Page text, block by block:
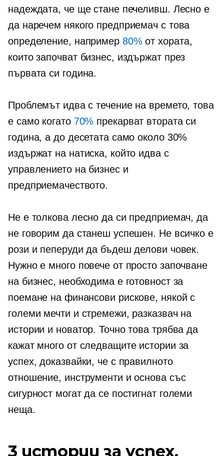
надеждата, че ще стане печеливш. Лесно е
да наречем някого предприемач с това
определение, например 80% от хората,
които започват бизнес, издържат през
първата си година.
Проблемът идва с течение на времето, това
е само когато 70% прекарват втората си
година, а до десетата само около 30%
издържат на натиска, който идва с
управлението на бизнес и
предприемачеството.
Не е толкова лесно да си предприемач, да
не говорим да станеш успешен. Не всичко е
рози и пеперуди да бъдеш делови човек.
Нужно е много повече от просто започване
на бизнес, необходима е готовност за
поемане на финансови рискове, някой с
големи мечти и стремежи, разказвач на
истории и новатор. Точно това трябва да
кажат много от следващите истории за
успех, доказвайки, че с правилното
отношение, инструменти и основа със
сигурност могат да се постигнат големи
неща.
3 истории за успех,